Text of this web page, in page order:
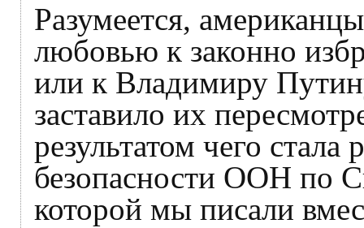
Разумеется,
любовью к законно
или к Владимиру
заставило их
результатом чего
безопасности ООН по
которой мы писали